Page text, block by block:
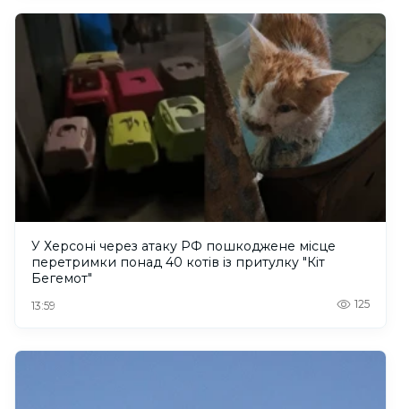
У Херсоні через атаку РФ пошкоджене місце
перетримки понад 40 котів із притулку "Кіт
Бегемот"
13:59 125